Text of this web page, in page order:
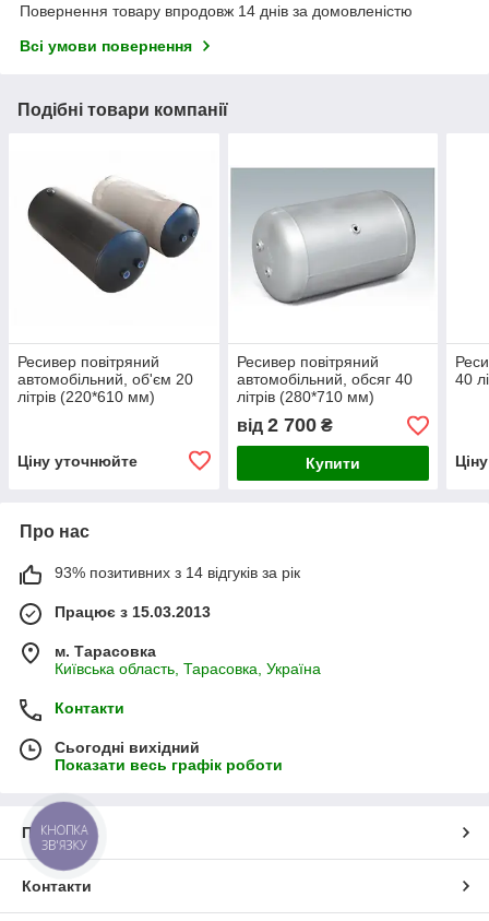
Повернення товару впродовж 14 днів за домовленістю
Всі умови повернення
Подібні товари компанії
Ресивер повітряний
автомобільний, об'єм 20
літрів (220*610 мм)
Ціну уточнюйте
Ресивер повітряний
автомобільний, обсяг 40
літрів (280*710 мм)
від 2 700₴
Купити
40
Про нас
93% позитивних з 14 відгуків за рік
Працює з 15.03.2013
м. Тарасовка
Київська область, Тарасовка, Україна
Контакти
Сьогодні вихідний
Показати весь графік роботи
Про нас
Контакти
КНОПКА
ЗВ'ЯЗКУ